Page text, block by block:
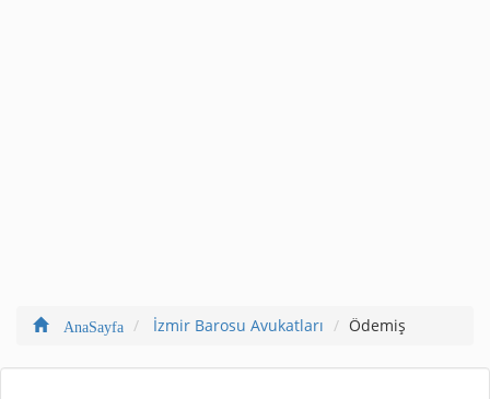
AnaSayfa İzmir Barosu Avukatları Ödemiş